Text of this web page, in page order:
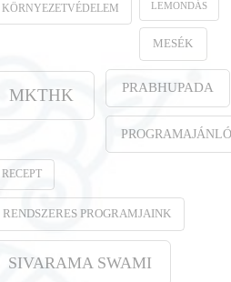
KÖRNYEZETVÉDELEM LEMONDÁS
MESÉK
MKTHK PRABHUPADA
PROGRAMAJÁNLÓ
RECEPT
RENDSZERES PROGRAMJAINK
SIVARAMA SWAMI